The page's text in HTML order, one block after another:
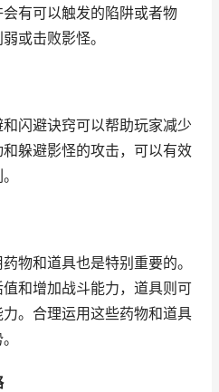
有可以触发的陷阱或者物
或击败影怪。
闪避诀窍可以帮助玩家减少
躲避影怪的攻击，可以有效
物和道具也是特别重要的。
和增加战斗能力，道具则可
。合理运用这些药物和道具